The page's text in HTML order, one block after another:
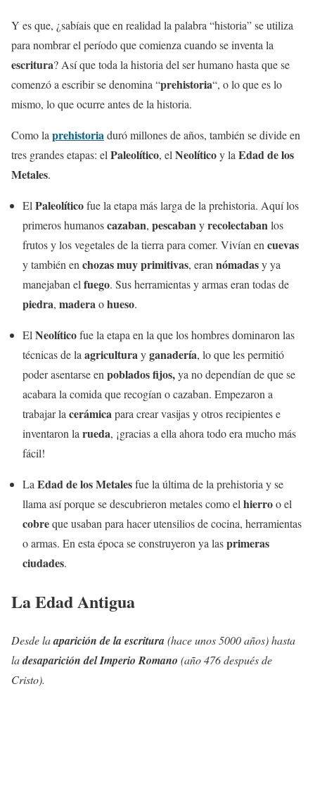
Y es que, ¿sabíais que en realidad la palabra “historia” se utiliza
para nombrar el período que comienza cuando se inventa la
escritura? Así que toda la historia del ser humano hasta que se
comenzó a escribir se denomina “prehistoria“, o lo que es lo
mismo, lo que ocurre antes de la historia.
Como la prehistoriaduró millones de años, también se divide en
tres grandes etapas: el Paleolítico, el Neolíticoy la Edad de los
Metales.
El Paleolíticofue la etapa más larga de la prehistoria. Aquí los
primeros humanoscazaban, pescabanyrecolectabanlos
frutos y los vegetales de la tierra para comer. Vivían en cuevas
y también en chozas muy primitivas, eran nómadasy ya
manejaban el fuego. Sus herramientas y armas eran todas de
piedra, maderaohueso.
El Neolíticofue la etapa en la que los hombres dominaron las
técnicas de la agriculturayganadería, lo que les permitió
poder asentarse en poblados fijos,ya no dependían de que se
acabara la comida que recogían o cazaban. Empezaron a
trabajar la cerámicapara crear vasijas y otros recipientes e
inventaron la rueda, ¡gracias a ella ahora todo era mucho más
fácil!
La Edad de los Metalesfue la última de la prehistoria y se
llama así porque se descubrieron metales como el hierroo el
cobreque usaban para hacer utensilios de cocina, herramientas
o armas. En esta época se construyeron ya lasprimeras
ciudades.
La Edad Antigua
Desde laaparición de la escritura(hace unos 5000 años) hasta
ladesaparición del Imperio Romano (año 476 después de
Cristo).